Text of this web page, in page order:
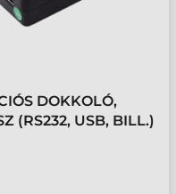
DOKKOLÓ,
(RS232, USB, BILL.)